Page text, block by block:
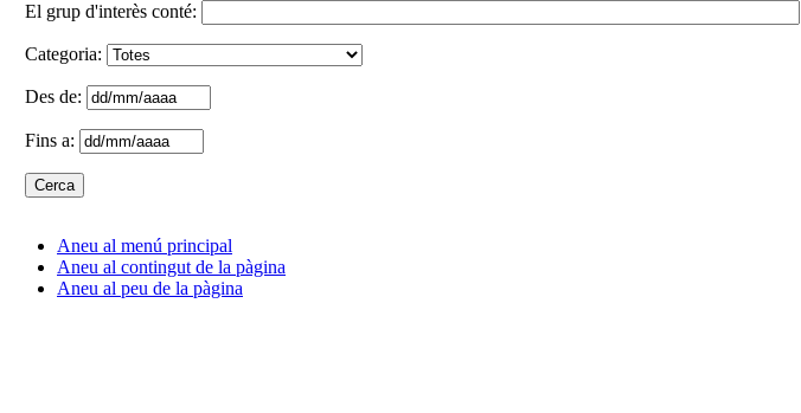
El grup d'interès conté:
Categoria:
Des de:
Fins a:
Aneu al menú principal
Aneu al contingut de la pàgina
Aneu al peu de la pàgina